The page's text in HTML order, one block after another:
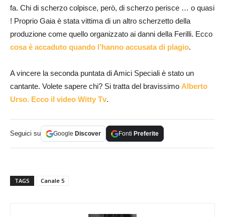
fa. Chi di scherzo colpisce, però, di scherzo perisce … o quasi
! Proprio Gaia è stata vittima di un altro scherzetto della
produzione come quello organizzato ai danni della Ferilli. Ecco
cosa è accaduto quando l’hanno accusata di plagio.
A vincere la seconda puntata di Amici Speciali è stato un
cantante. Volete sapere chi? Si tratta del bravissimo Alberto
Urso. Ecco il video Witty Tv.
Seguici su Google Discover Fonti Preferite
TAGS Canale 5